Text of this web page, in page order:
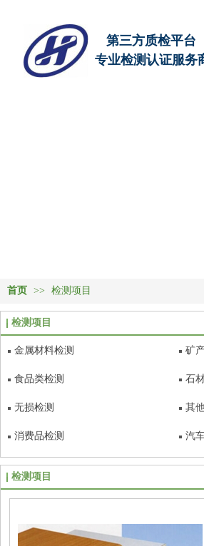
第三方质检平台
专业检测认证服务
首页 >> 检测项目
检测项目
金属材料检测 矿
食品类检测 石
无损检测 其
消费品检测 汽
检测项目